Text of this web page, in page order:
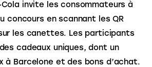
invite les consommateurs à
concours en scannant les QR
les canettes. Les participants
cadeaux uniques, dont un
à Barcelone et des bons d’achat.